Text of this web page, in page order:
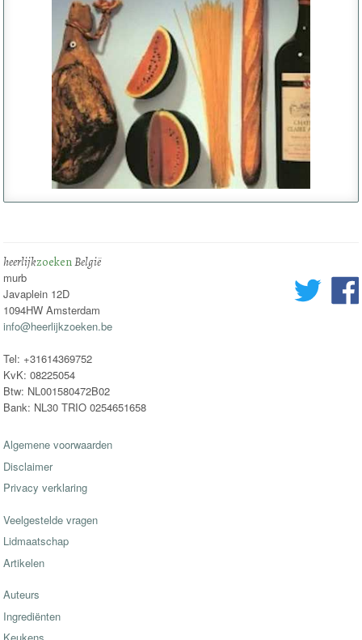
heerlijkzoekenBelgië
murb
Javaplein 12D
1094HW Amsterdam
info@heerlijkzoeken.be
Tel: +31614369752
KvK: 08225054
Btw: NL001580472B02
Bank: NL30 TRIO 0254651658
Algemene voorwaarden
Disclaimer
Privacy verklaring
Veelgestelde vragen
Lidmaatschap
Artikelen
Auteurs
Ingrediënten